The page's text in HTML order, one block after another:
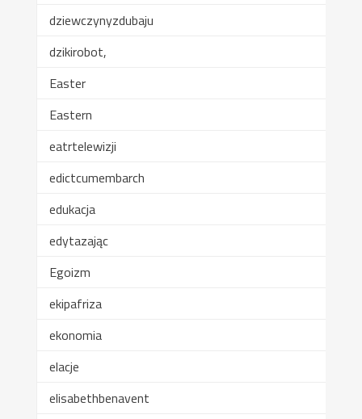
dziewczynyzdubaju
dzikirobot,
Easter
Eastern
eatrtelewizji
edictcumembarch
edukacja
edytazając
Egoizm
ekipafriza
ekonomia
elacje
elisabethbenavent